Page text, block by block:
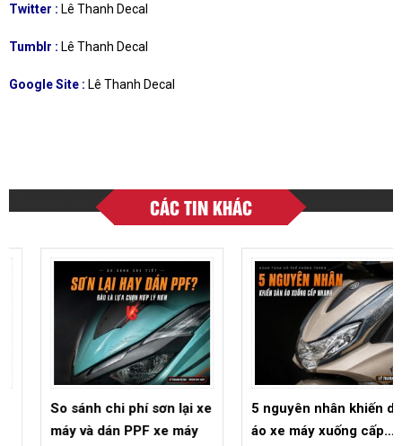
Twitter : Lê Thanh Decal
Tumblr : Lê Thanh Decal
Google Site : Lê Thanh Decal
CÁC TIN KHÁC
So sánh chi phí sơn lại xe
máy và dán PPF xe máy
5 nguyên nhân khiến dàn
áo xe máy xuống cấp